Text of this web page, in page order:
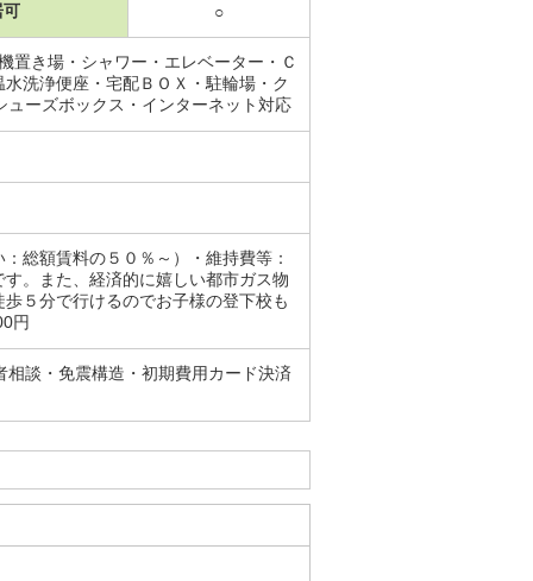
可 ○
置き場・シャワー・エレベーター・Ｃ
洗浄便座・宅配ＢＯＸ・駐輪場・ク
ーズボックス・インターネット対応
総額賃料の５０％～）・維持費等：
。また、経済的に嬉しい都市ガス物
５分で行けるのでお子様の登下校も
円
談・免震構造・初期費用カード決済